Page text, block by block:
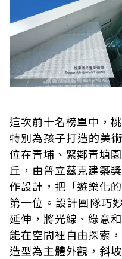
這次前十名榜單中，
特別為孩子打造的美
位在青埔、緊鄰青塘
丘，由普立茲克建築
作設計，把「遊樂化
第一位。設計團隊巧
延伸，將光線、綠意
能在空間裡自由探索
造型為主體外觀，斜